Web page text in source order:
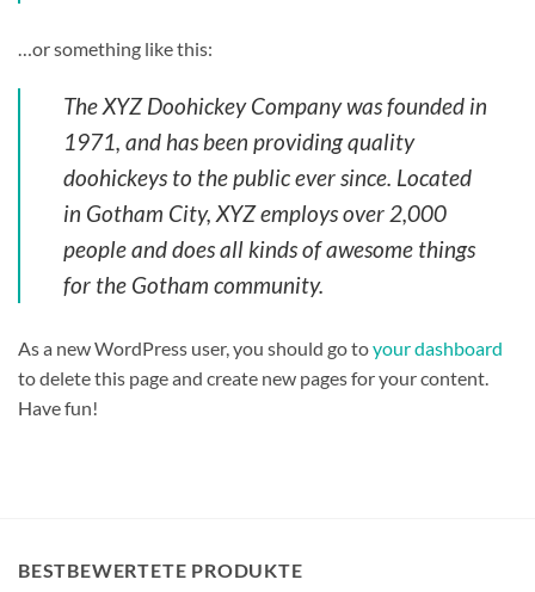
…or something like this:
The XYZ Doohickey Company was founded in
1971, and has been providing quality
doohickeys to the public ever since. Located
in Gotham City, XYZ employs over 2,000
people and does all kinds of awesome things
for the Gotham community.
As a new WordPress user, you should go toyour dashboard
to delete this page and create new pages for your content.
Have fun!
BESTBEWERTETE PRODUKTE